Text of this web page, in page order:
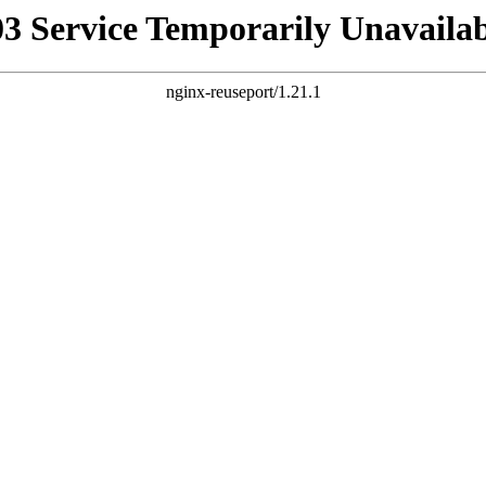
Service Temporarily
nginx-reuseport/1.21.1